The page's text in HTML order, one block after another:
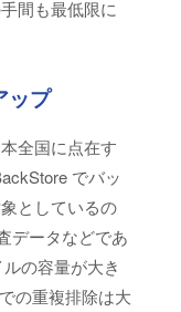
間も最低限に
ップ
全国に点在す
でバッ
としているの
データなどであ
の容量が大き
の重複排除は大